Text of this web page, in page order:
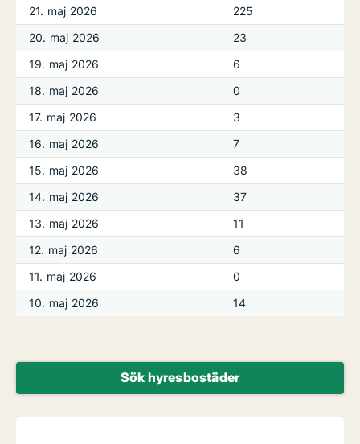
21. maj 2026
225
20. maj 2026
23
19. maj 2026
6
18. maj 2026
0
17. maj 2026
3
16. maj 2026
7
15. maj 2026
38
14. maj 2026
37
13. maj 2026
11
12. maj 2026
6
11. maj 2026
0
10. maj 2026
14
Sök hyresbostäder